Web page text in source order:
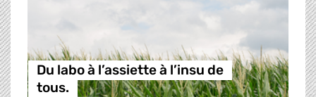
Du labo à l’assiette à l’insu de
tous.